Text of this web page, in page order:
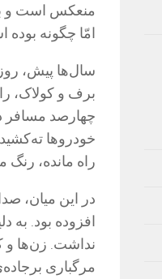
منعکس است و
امّا چگونه
سال‌ها پیش،
برف و کولاک،
چهارصد مسافر
خودرو‌ها
راه مانده،
در این میان،
افزوده بود. به
نداشت. زن‌ها و
مرگباری